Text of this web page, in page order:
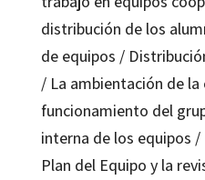
distribución de los
de equipos /
/ La ambientación de
funcionamiento del
interna de los equipos
Plan del Equipo y la